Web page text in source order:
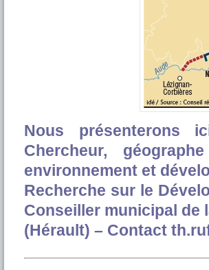
Nous présenterons
Chercheur,
environnement et
Recherche sur le
Conseiller municipal de
(Hérault) – Contact